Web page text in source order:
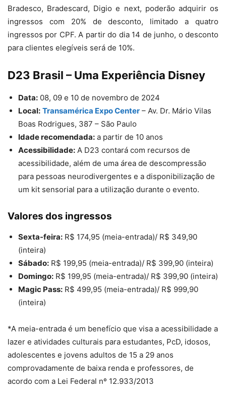
Bradesco, Bradescard, Digio e next, poderão adquirir os
ingressos com 20% de desconto, limitado a quatro
ingressos por CPF. A partir do dia 14 de junho, o desconto
para clientes elegíveis será de 10%.
D23 Brasil – Uma Experiência Disney
Data: 08, 09 e 10 de novembro de 2024
Local: Transamérica Expo Center – Av. Dr. Mário Vilas
Boas Rodrigues, 387 – São Paulo
Idade recomendada: a partir de 10 anos
Acessibilidade: A D23 contará com recursos de
acessibilidade, além de uma área de descompressão
para pessoas neurodivergentes e a disponibilização de
um kit sensorial para a utilização durante o evento.
Valores dos ingressos
Sexta-feira: R$ 174,95 (meia-entrada)/ R$ 349,90
(inteira)
Sábado: R$ 199,95 (meia-entrada)/ R$ 399,90 (inteira)
Domingo: R$ 199,95 (meia-entrada)/ R$ 399,90 (inteira)
Magic Pass: R$ 499,95 (meia-entrada)/ R$ 999,90
(inteira)
*A meia-entrada é um benefício que visa a acessibilidade a
lazer e atividades culturais para estudantes, PcD, idosos,
adolescentes e jovens adultos de 15 a 29 anos
comprovadamente de baixa renda e professores, de
acordo com a Lei Federal nº 12.933/2013